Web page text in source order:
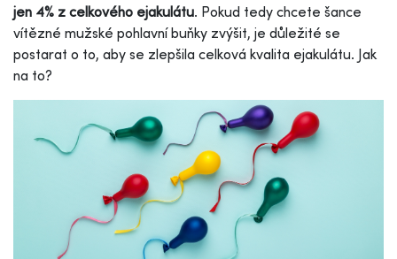
jen 4% z celkového ejakulátu. Pokud tedy chcete šance
vítězné mužské pohlavní buňky zvýšit, je důležité se
postarat o to, aby se zlepšila celková kvalita ejakulátu. Jak
na to?